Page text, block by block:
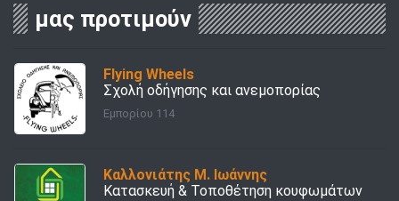
μας προτιμούν
Flying Wheels
Σχολή οδήγησης και ανεμοπορίας
Εμπορίου 114
Καλλονιάτης Μ. Ιωάννης
Κατασκευή & Τοποθέτηση κουφωμάτων